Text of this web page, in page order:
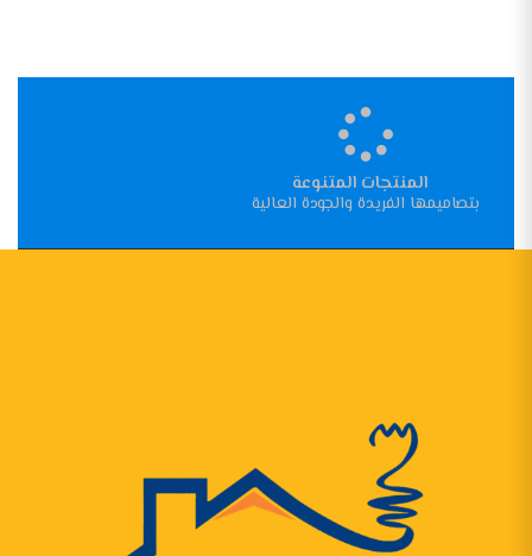
المنتجات المتنوعة
بتصاميمها الفريدة والجودة العالية